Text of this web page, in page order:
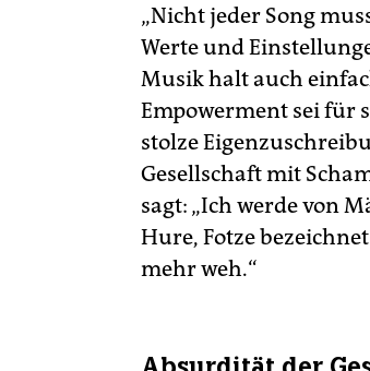
„Nicht jeder Song
Werte und
Musik halt auch
Empowerment sei für
stolze
Gesellschaft mit
sagt: „Ich werde von
Hure, Fotze
mehr weh.“